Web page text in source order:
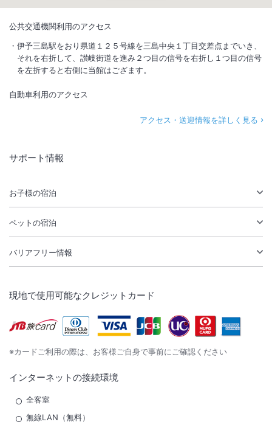
公共交通機関利用のアクセス
伊予三島駅をおり県道１２５号線を三島中央１丁目交差点までいき、
それを右折して、讃岐街道を進み２つ目の信号を右折し１つ目の信号
を左折すると右側に当館はござます。
自動車利用のアクセス
アクセス・送迎情報を詳しく見る
サポート情報
お子様の宿泊
ペットの宿泊
バリアフリー情報
現地で使用可能なクレジットカード
※カードご利用の際は、お客様ご自身で事前にご確認ください
インターネットの接続環境
全客室
無線LAN（無料）